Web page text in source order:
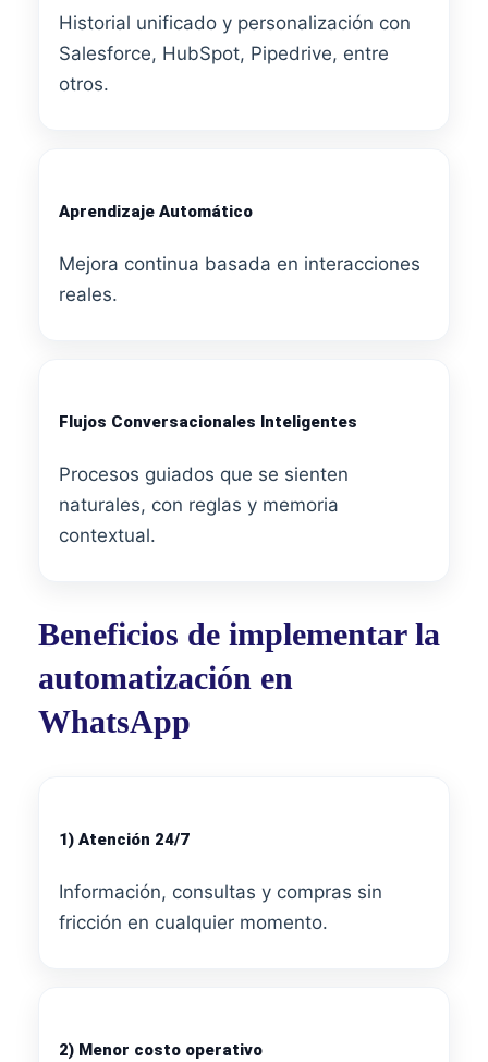
Historial unificado y personalización con
Salesforce, HubSpot, Pipedrive, entre
otros.
Aprendizaje Automático
Mejora continua basada en interacciones
reales.
Flujos Conversacionales Inteligentes
Procesos guiados que se sienten
naturales, con reglas y memoria
contextual.
Beneficios de implementar la
automatización en
WhatsApp
1) Atención 24/7
Información, consultas y compras sin
fricción en cualquier momento.
2) Menor costo operativo